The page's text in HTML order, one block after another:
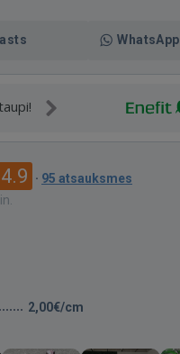
WhatsApp
4.9 · 95 atsauksmes
2,00€/cm